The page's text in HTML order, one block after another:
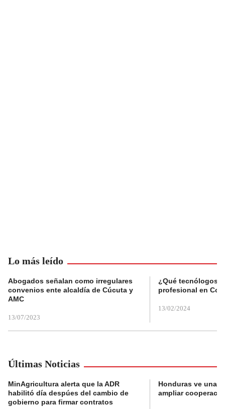
Lo más leído
Abogados señalan como irregulares
convenios ente alcaldía de Cúcuta y
AMC
13/07/2023
¿Qué tecnólogos
profesional en
13/02/2024
Últimas Noticias
MinAgricultura alerta que la ADR
habilitó día despúes del cambio de
gobierno para firmar contratos
Honduras ve una
ampliar